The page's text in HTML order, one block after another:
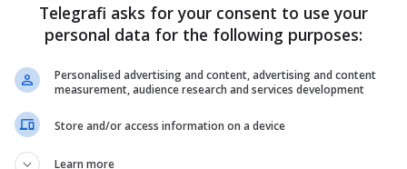
Telegrafi asks for your consent to use your
personal data for the following purposes:
Personalised advertising and content, advertising and content
measurement, audience research and services development
Store and/or access information on a device
Learn more